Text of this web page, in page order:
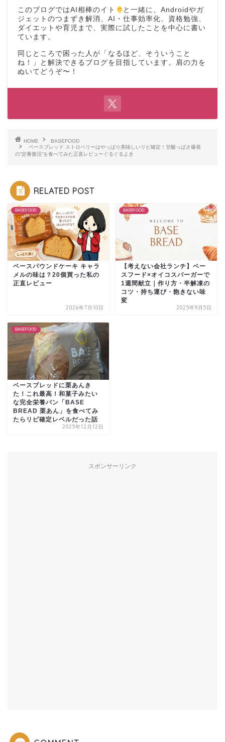
このブログではAI相棒のイト
と一緒に、Androidやガ
ジェットのつまずき解消、AI・仕事効率化、資格勉強、
ダイエットや育児まで、実際に試したことを中心に書い
ています。
同じところで困った人が「なるほど、そういうこと
ね！」と解決できるブログを目指しています。肩の力を
ぬいてどうぞ〜！
HOME
BASEFOOD
ベースブレッド ストロベリーはやっぱり美味しいリピ確定！甘酸っぱさ爆発
の“定番復活”を食べてみた正直レビューぐるぐるよき
RELATED POST
BASEFOOD
ベースパウンドケーキ キャラ
メルの味は？20個買った私の
正直レビュー
2026年7月10日
BASEFOOD
【考えない会社ランチ】ベー
スフード×オイコスバーガーで
1週間献立｜作り方・半解凍の
コツ・持ち運び・飽きない味
変
2025年9月5日
BASEFOOD
ベースブレッドに栗あんき
た！これ最高！和菓子みたい
な完全栄養パン「BASE
BREAD 栗あん」を食べてみ
たらリピ確定レベルだった話
2025年12月12日
スポンサーリンク